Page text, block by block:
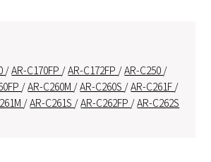
/AR-C170FP /AR-C172FP /AR-C250 /
/AR-C260M /AR-C260S /AR-C261F /
/AR-C261S /AR-C262FP /AR-C262S